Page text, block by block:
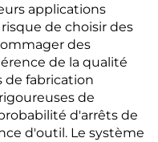
applications
de choisir des
des
de la qualité
de fabrication
de
d'arrêts de
d'outil. Le système